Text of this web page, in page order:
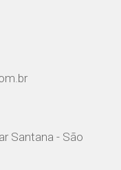
Santana - São